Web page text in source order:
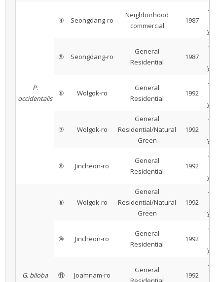
P.
occidentalis
④ Seongdang-ro
Neighborhood
commercial
1987
44 ±
year
⑤ Seongdang-ro
General
Residential
1987
44 ±
year
⑥ Wolgok-ro
General
Residential
1992
42 ±
year
⑦ Wolgok-ro
General
Residential/Natural
Green
1992
42 ±
year
⑧ Jincheon-ro
General
Residential
1992
42 ±
year
G. biloba
⑨ Wolgok-ro
General
Residential/Natural
Green
1992
44 ±
year
⑩ Jincheon-ro
General
Residential
1992
44 ±
year
⑪ Joamnam-ro
General
1992
44 ±